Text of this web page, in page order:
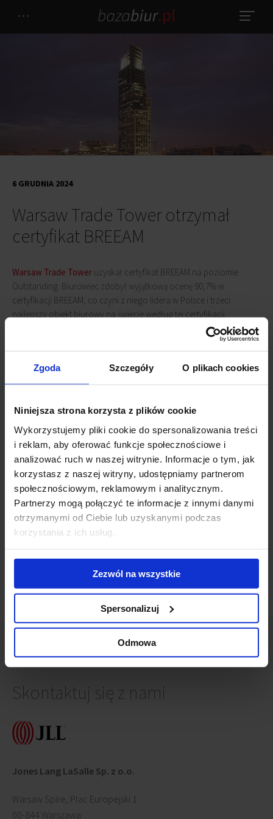
Zgoda Szczegóły O plikach cookies
Niniejsza strona korzysta z plików cookie
Wykorzystujemy pliki cookie do spersonalizowania treści
i reklam, aby oferować funkcje społecznościowe i
analizować ruch w naszej witrynie. Informacje o tym, jak
korzystasz z naszej witryny, udostępniamy partnerom
społecznościowym, reklamowym i analitycznym.
Partnerzy mogą połączyć te informacje z innymi danymi
otrzymanymi od Ciebie lub uzyskanymi podczas
korzystania z ich usług.
Zezwól na wszystkie
Spersonalizuj
Odmowa
Warsaw Trade Tower otrzymał
certyfikat BREEAM
6 GRUDNIA 2024
Warsaw Trade Tower uzyskał certyfikat BREEAM na poziomie
Outstanding. Biurowiec zdobył wyjątkową ocenę 90,7% w
certyfikacji BREEAM, co czyni z niego lidera w Polsce i trzeci
najlepszy obiekt biurowy na świecie według tej certyfikacji.
adaptację do zmian klimatycznych, zrównoważone zarządzanie i
dobrostan, będąc najbardziej wymagającą wersją certyfikacji do tej
Powiązane newsy
Warsaw Trade Tower obiektem bez barier(23
października 2023)
Warsaw Trade Tower z certyfikatem BREEAM(23 lipca
2021)
Warsaw Trade Tower na sprzedaż(17 września 2012)
Nowy najemca w WTT
Skontaktuj się z nami
Jones Lang LaSalle Sp. z o.o.
Warsaw Spire, Plac Europejski 1
00-844 Warszawa